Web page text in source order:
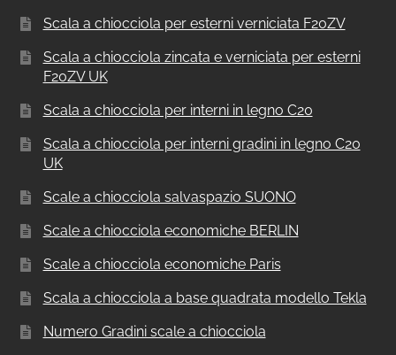
Scala a chiocciola per esterni verniciata F20ZV
Scala a chiocciola zincata e verniciata per esterni
F20ZV UK
Scala a chiocciola per interni in legno C20
Scala a chiocciola per interni gradini in legno C20
UK
Scale a chiocciola salvaspazio SUONO
Scale a chiocciola economiche BERLIN
Scale a chiocciola economiche Paris
Scala a chiocciola a base quadrata modello Tekla
Numero Gradini scale a chiocciola